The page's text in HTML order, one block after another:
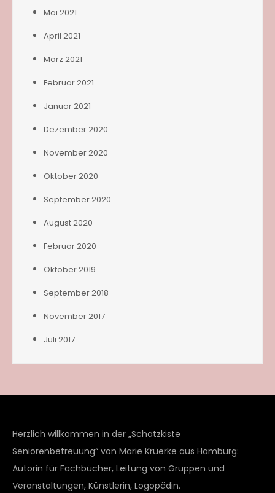
Mai 2021
April 2021
März 2021
Februar 2021
Januar 2021
Dezember 2020
November 2020
Oktober 2020
September 2020
August 2020
Februar 2020
Oktober 2019
September 2018
November 2017
Juli 2017
Herzlich willkommen in der „Schatzkiste
Seniorenbetreuung“ von Marie Krüerke aus Hamburg:
Autorin für Fachbücher, Leitung von Gruppen und
Veranstaltungen, Künstlerin, Logopädin.